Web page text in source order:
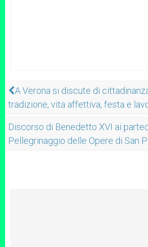
A Verona si discute di
tradizione, vita affettiva, festa e
Discorso di Benedetto XVI ai
Pellegrinaggio delle Opere di San